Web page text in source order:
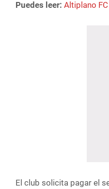
Puedes leer:Altiplano
El club solicita pagar el